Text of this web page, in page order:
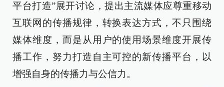
平台打造”展开讨论，提出主流媒体应尊重移动
互联网的传播规律，转换表达方式，不只围绕
媒体维度，而是从用户的使用场景维度开展传
播工作，努力打造自主可控的新传播平台，以
增强自身的传播力与公信力。